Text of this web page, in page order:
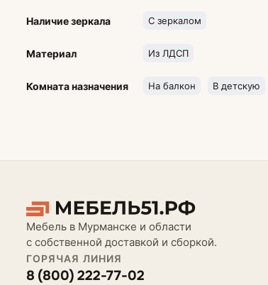
Наличие зеркала С зеркалом
Материал Из ЛДСП
Комната назначения На балкон В детскую
Мебель в Мурманске и области
с собственной доставкой и сборкой.
ГОРЯЧАЯ ЛИНИЯ
8 (800) 222-77-02